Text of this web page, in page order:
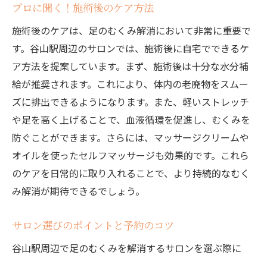
リラックスできるサロンの条件とは
口コミから見るサロン選びの重要性
サロンの雰囲気とサービスの選び方
リラックス重視のサロン探しのポイント
サロン内でのリラックス法を学ぶ
サロン選びの失敗を防ぐためのチェックリ
スト
デスクワークに疲れた足を癒す効果的なマッサ
ージ法
デスクワーク中にできる簡単マッサージ
疲れを癒すマッサージオイルの選び方
プロ直伝のマッサージテクニック
プロに聞く！施術後のケア方法
施術後のケアは、足のむくみ解消において非常に重要で
す。谷山駅周辺のサロンでは、施術後に自宅でできるケ
ア方法を提案しています。まず、施術後は十分な水分補
給が推奨されます。これにより、体内の老廃物をスムー
ズに排出できるようになります。また、軽いストレッチ
や足を高く上げることで、血液循環を促進し、むくみを
防ぐことができます。さらには、マッサージクリームや
オイルを使ったセルフマッサージも効果的です。これら
のケアを日常的に取り入れることで、より持続的なむく
み解消が期待できるでしょう。
サロン選びのポイントと予約のコツ
谷山駅周辺で足のむくみを解消するサロンを選ぶ際に